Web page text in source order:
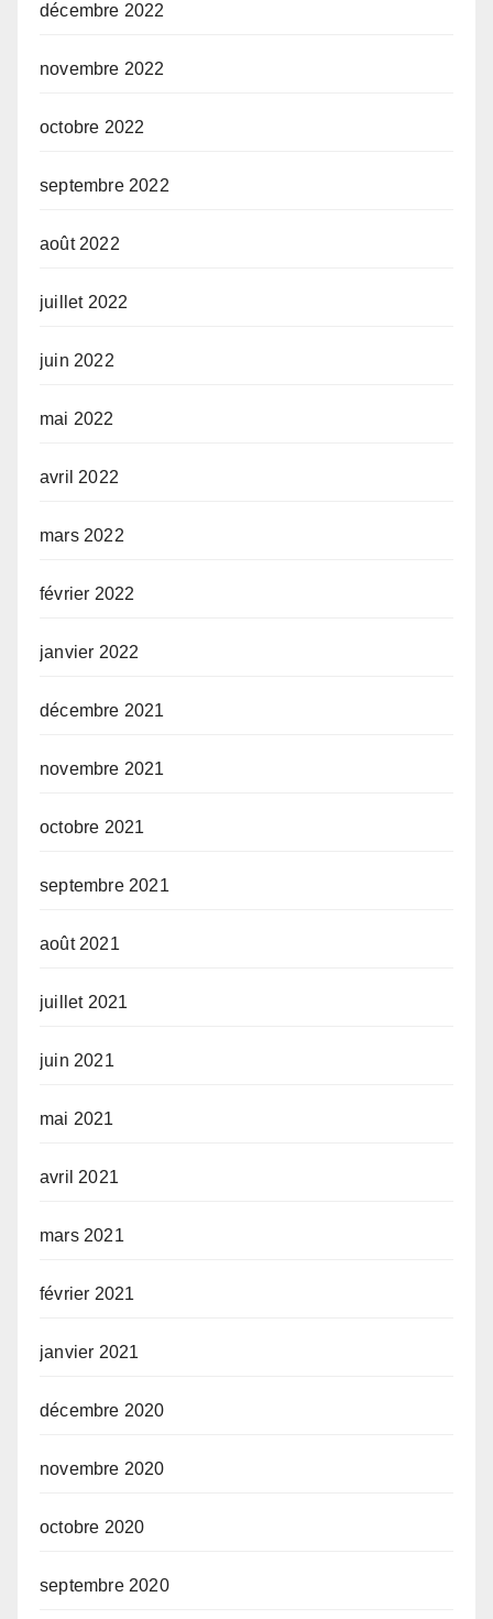
décembre 2022
novembre 2022
octobre 2022
septembre 2022
août 2022
juillet 2022
juin 2022
mai 2022
avril 2022
mars 2022
février 2022
janvier 2022
décembre 2021
novembre 2021
octobre 2021
septembre 2021
août 2021
juillet 2021
juin 2021
mai 2021
avril 2021
mars 2021
février 2021
janvier 2021
décembre 2020
novembre 2020
octobre 2020
septembre 2020